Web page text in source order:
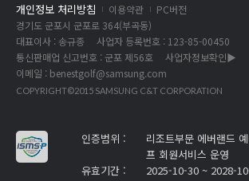
개인정보 처리방침 이용약관
PC버전
경기도 군포시 군포로 364(부곡동)
대표이사 : 송규종
사업자 등록번호 : 123-85-00450
통신판매업 신고번호 : 군포 제56호
사업자정보확인▶
이메일 : benestgolf@samsung.com
COPYRIGHT©2015 SAMSUNG C&T CORPORATION
인증범위 :
리조트부문 에버랜드
프 회원서비스 운영
유효기간 :
2025-10-30 ~ 2028-